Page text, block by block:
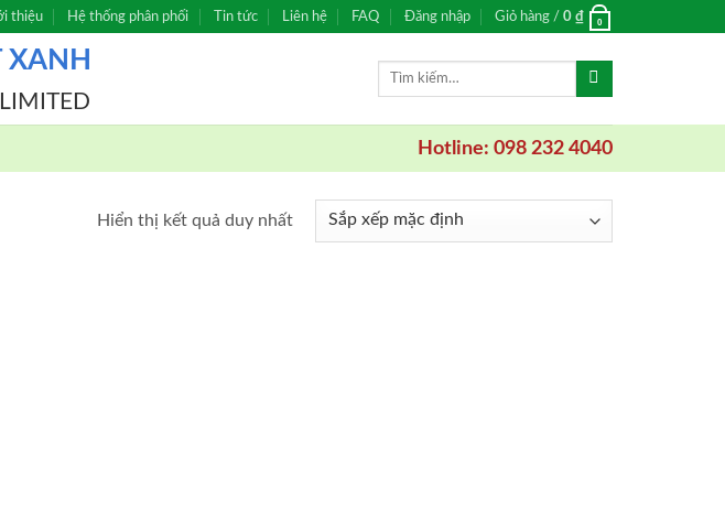
thiệu Hệ thống phân phối Tin tức Liên hệ FAQ Đăng nhập Giỏ hàng / 0 ₫ 0
XANH
Tìm
Hotline: 098 232 4040
Hiển thị kết quả duy nhất